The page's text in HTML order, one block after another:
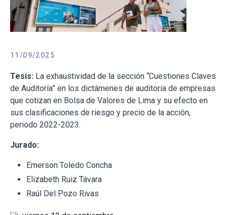
11/09/2025
Tesis: La exhaustividad de la sección “Cuestiones Claves
de Auditoría” en los dictámenes de auditoría de empresas
que cotizan en Bolsa de Valores de Lima y su efecto en
sus clasificaciones de riesgo y precio de la acción,
periodo 2022-2023.
Jurado:
Emerson Toledo Concha
Elizabeth Ruiz Távara
Raúl Del Pozo Rivas